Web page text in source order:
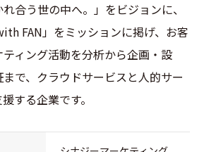
れ合う世の中へ。」をビジョンに、
FAN」をミッションに掲げ、お客
ィング活動を分析から企画・設
で、クラウドサービスと人的サー
する企業です。